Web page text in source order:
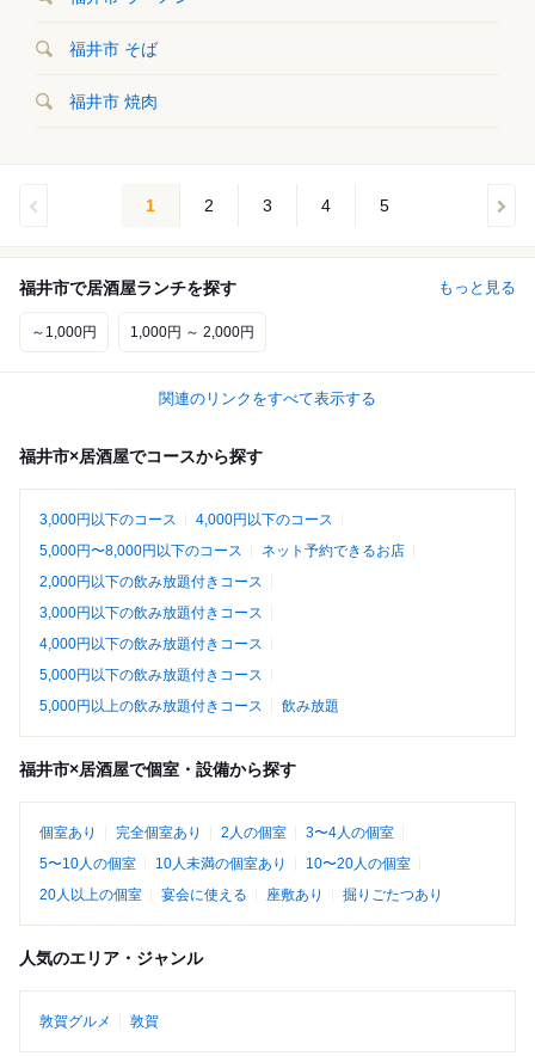
福井市 そば
福井市 焼肉
1 2 3 4 5
福井市で居酒屋ランチを探す もっと見る
～1,000円 1,000円 ～ 2,000円
関連のリンクをすべて表示する
福井市×居酒屋でコースから探す
3,000円以下のコース
4,000円以下のコース
5,000円〜8,000円以下のコース
ネット予約できるお店
2,000円以下の飲み放題付きコース
3,000円以下の飲み放題付きコース
4,000円以下の飲み放題付きコース
5,000円以下の飲み放題付きコース
5,000円以上の飲み放題付きコース
飲み放題
福井市×居酒屋で個室・設備から探す
個室あり 完全個室あり 2人の個室
3〜4人の個室
5〜10人の個室
10人未満の個室あり
10〜20人の個室
20人以上の個室
宴会に使える 座敷あり 掘りごたつあり
人気のエリア・ジャンル
敦賀グルメ 敦賀